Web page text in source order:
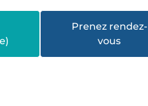
Prenez rendez-
vous